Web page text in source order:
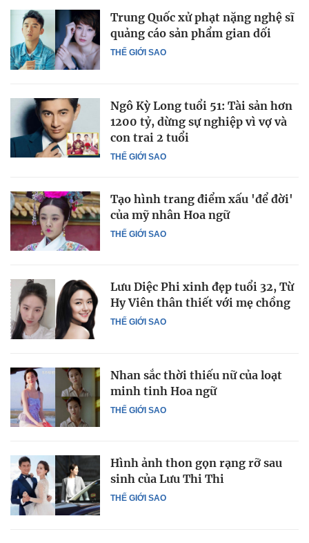
THẾ GIỚI SAO
Trung Quốc xử phạt nặng nghệ sĩ
quảng cáo sản phẩm gian dối
THẾ GIỚI SAO
Ngô Kỳ Long tuổi 51: Tài sản hơn
1200 tỷ, dừng sự nghiệp vì vợ và
con trai 2 tuổi
THẾ GIỚI SAO
Tạo hình trang điểm xấu 'để đời'
của mỹ nhân Hoa ngữ
THẾ GIỚI SAO
Lưu Diệc Phi xinh đẹp tuổi 32, Từ
Hy Viên thân thiết với mẹ chồng
THẾ GIỚI SAO
Nhan sắc thời thiếu nữ của loạt
minh tinh Hoa ngữ
THẾ GIỚI SAO
Hình ảnh thon gọn rạng rỡ sau
sinh của Lưu Thi Thi